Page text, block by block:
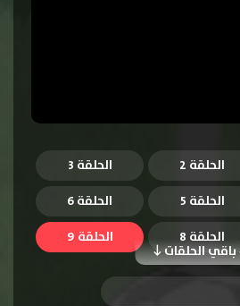
الحلقة 2
الحلقة 3
الحلقة 5 الحلقة 6
باقي الحلقات
الحلقة 8
الحلقة 9
الحلقة 11
الحلقة 12